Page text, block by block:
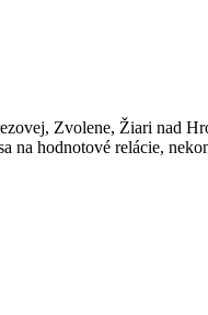
Zvolene, Žiari nad
na hodnotové relácie,